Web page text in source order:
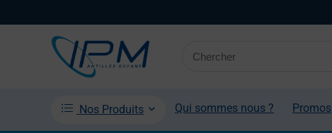
Nos Produits Qui sommes nous ? Promos